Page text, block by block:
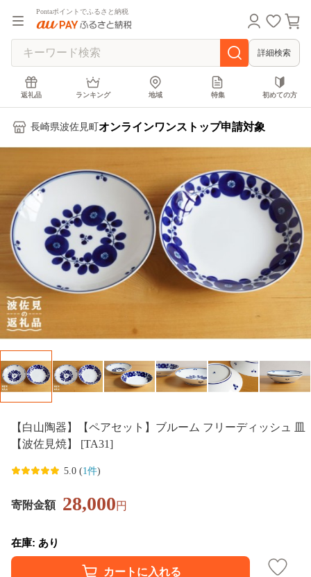
Pontaポイントでふるさと納税
詳細検索
返礼品 ランキング 地域 特集 初めての方
長崎県波佐見町 オンラインワンストップ申請対象
【白山陶器】【ペアセット】ブルーム フリーディッシュ 皿
【波佐見焼】 [TA31]
5.0 (1件)
寄附金額 28,000円
在庫: あり